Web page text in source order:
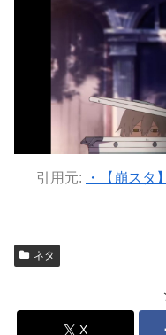
引用元:
・【崩スタ
ネタ
X